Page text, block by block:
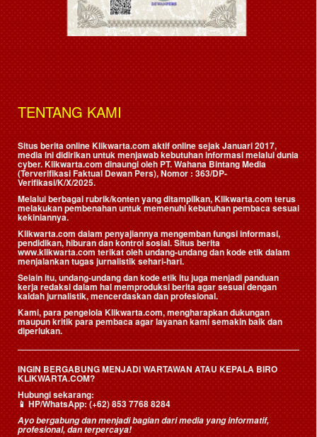
TENTANG KAMI
Situs berita online Klikwarta.com aktif online sejak Januari 2017,
media ini didirikan untuk menjawab kebutuhan informasi melalui dunia
cyber. Klikwarta.com dinaungi oleh PT. Wahana Bintang Media
(Terverifikasi Faktual Dewan Pers), Nomor : 363/DP-
Verifikasi/K/X/2025.
Melalui berbagai rubrik/konten yang ditampilkan, Klikwarta.com terus
melakukan pembenahan untuk memenuhi kebutuhan pembaca sesuai
kekiniannya.
Klikwarta.com dalam penyajiannya mengemban fungsi informasi,
pendidikan, hiburan dan kontrol sosial. Situs berita
www.klikwarta.com terikat oleh undang-undang dan kode etik dalam
menjalankan tugas jurnalistik sehari-hari.
Selain itu, undang-undang dan kode etik itu juga menjadi panduan
kerja redaksi dalam hal memproduksi berita agar sesuai dengan
kaidah jurnalistik, mencerdaskan dan profesional.
Kami, para pengelola Klikwarta.com, mengharapkan dukungan
maupun kritik para pembaca agar layanan kami semakin baik dan
diperlukan.
INGIN BERGABUNG MENJADI WARTAWAN ATAU KEPALA BIRO
KLIKWARTA.COM?
Hubungi sekarang:
📱HP/WhatsApp:(+62) 853 7768 8284
Ayo bergabung dan menjadi bagian dari media yang informatif,
profesional, dan terpercaya!